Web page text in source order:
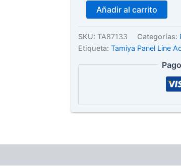
Tamiya
Panel
Line
Accent
Grey
(Gris)
Añadir al carrito
SKU:TA87133 Categorías:
Etiqueta:Tamiya Panel Line